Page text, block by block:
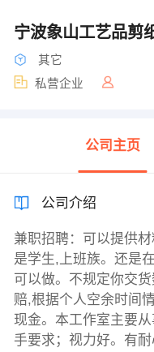
宁波象山工艺品剪
其它
私营企业
公司主页
公司介绍
兼职招聘：可以提供
是学生,上班族。还是
可以做。不规定你交
赔,根据个人空余时间
现金。本工作室主要
手要求；视力好。有